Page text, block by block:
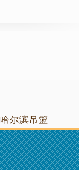
哈尔滨吊篮